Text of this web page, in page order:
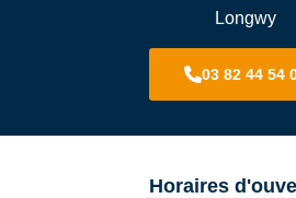
Longwy
03 82 44 54
Horaires